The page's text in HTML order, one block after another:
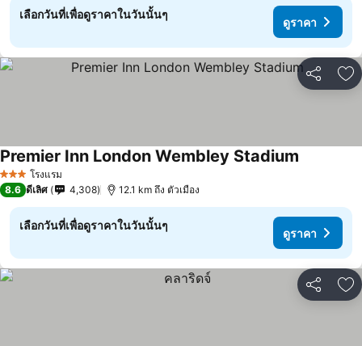
เลือกวันที่เพื่อดูราคาในวันนั้นๆ
ดูราคา
แชร์ เ
3 ดาว โรงแรม
Premier Inn London Wembley Stadium
8.6 ดีเลิศ 4,308 12.1 km ถึง ตัวเมือง
เลือกวันที่เพื่อดูราคาในวันนั้นๆ
ดูราคา
แชร์ เ